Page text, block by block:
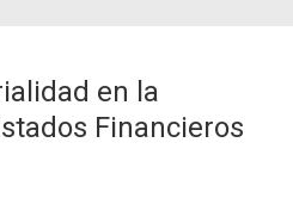
en la
Financieros